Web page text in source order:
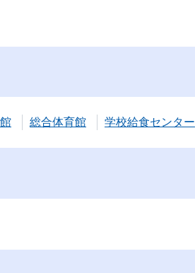
総合体育館 学校給食センター